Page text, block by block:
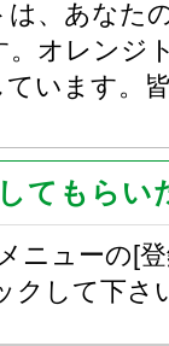
は、あなた
。オレンジ
ています。
てもらい
ニューの[
クして下さ